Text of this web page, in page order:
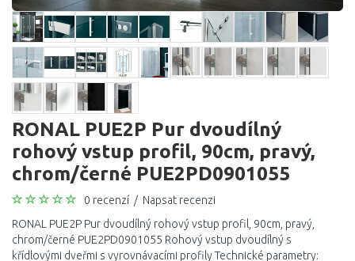
RONAL PUE2P Pur dvoudílný
rohový vstup profil, 90cm, pravý,
chrom/černé PUE2PD0901055
0 recenzí / Napsat recenzi
RONAL PUE2P Pur dvoudílný rohový vstup profil, 90cm, pravý,
chrom/černé PUE2PD0901055 Rohový vstup dvoudílný s
křídlovými dveřmi s vyrovnávacími profily Technické parametry: